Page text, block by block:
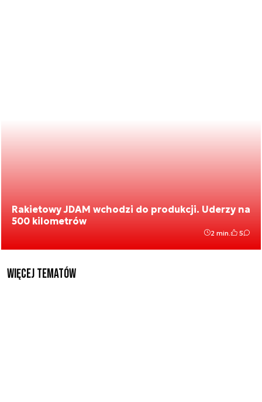
Rakietowy JDAM wchodzi do produkcji. Uderzy na
500 kilometrów
2 min. 5
Więcej tematów